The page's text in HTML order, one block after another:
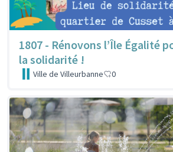
1807 - Rénovons l’Île Égalité
la solidarité !
Ville de Villeurbanne 0